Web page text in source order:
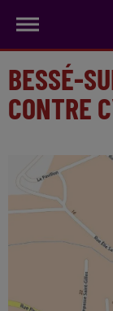
BESSÉ-
CONTRE